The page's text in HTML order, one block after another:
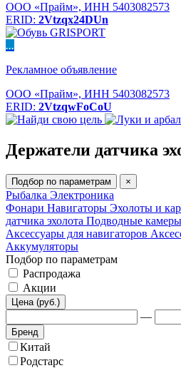
ООО «Прайм», ИНН 5403082573
ERID: 2Vtzqx24DUn
...
Рекламное объявление
ООО «Прайм», ИНН 5403082573
ERID: 2VtzqwFoCoU
Держатели датчика
Подбор по параметрам ×
Рыбалка Электроника
Фонари Навигаторы Эхолоты и
датчика эхолота Подводные камеры
Аксессуары для навигаторов
Аккумуляторы
Подбор по параметрам
Распродажа
Акции
Цена (руб.)
—
Бренд
Китай
Родстарс